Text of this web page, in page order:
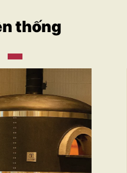
thống